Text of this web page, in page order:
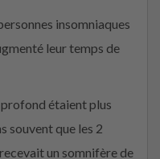
insomniaques
leur temps de
profond étaient plus
souvent que les 2
un somnifère de